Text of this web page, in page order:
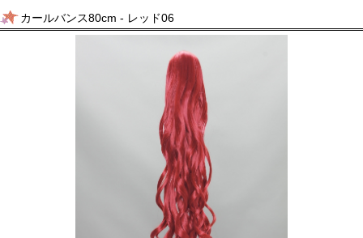
カールバンス80cm - レッド06